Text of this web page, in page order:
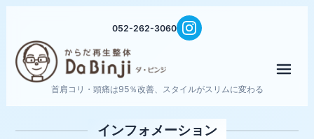
052-262-3060
首肩コリ・頭痛は95％改善、スタイルがスリムに変わる
インフォメーション